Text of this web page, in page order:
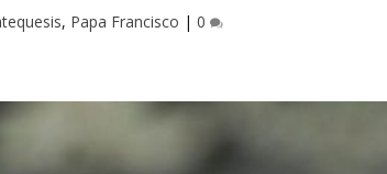
, Papa Francisco | 0